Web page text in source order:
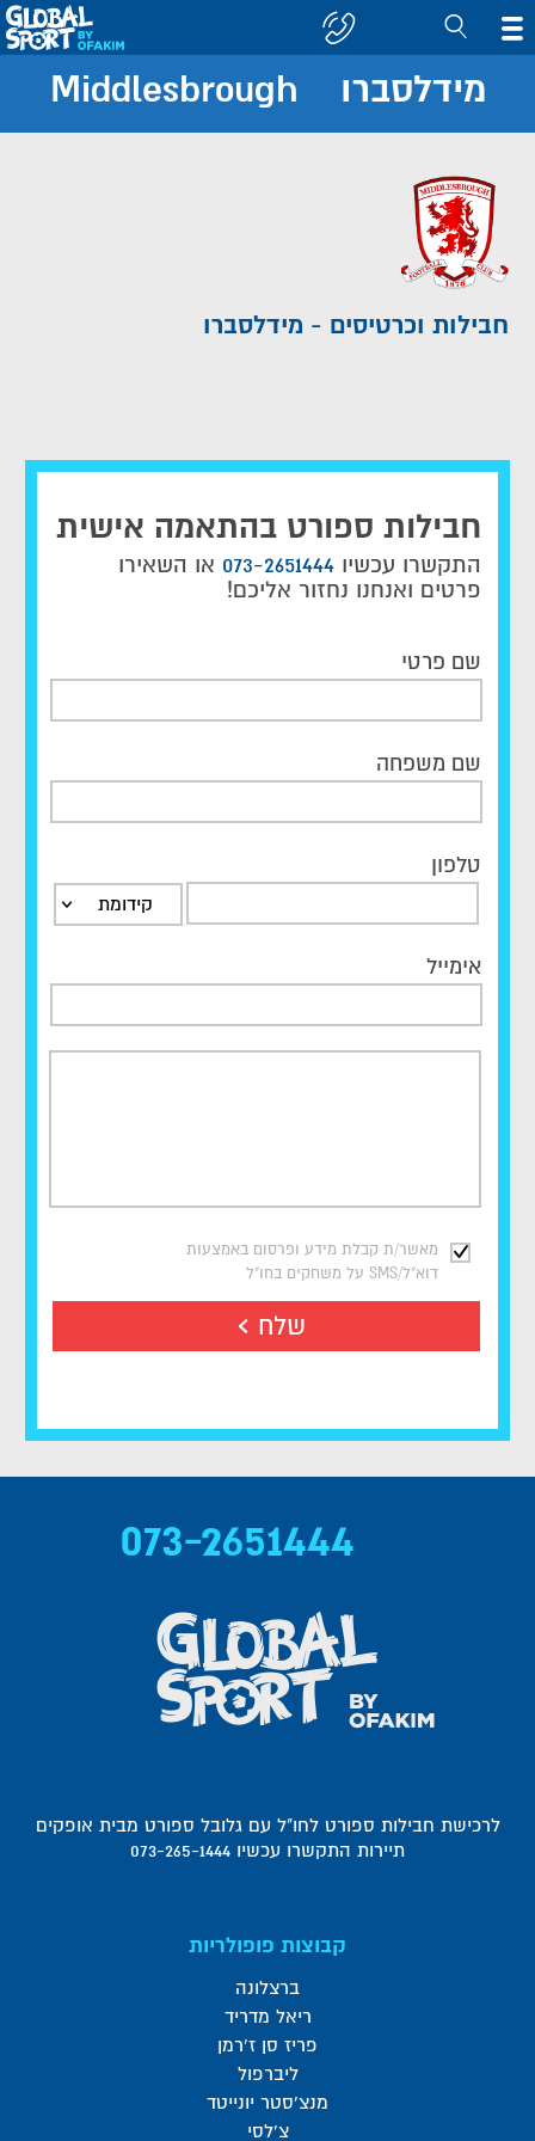
חפש
קבוצה/יעד
מידלסברו Middlesbrough
חבילות וכרטיסים - מידלסברו
חבילות ספורט בהתאמה אישית
התקשרו עכשיו 073-2651444 או השאירו
פרטים ואנחנו נחזור אליכם!
שם פרטי
שם משפחה
טלפון
קידומת
אימייל
מאשר/ת קבלת מידע ופרסום באמצעות
דוא"ל/SMS על משחקים בחו"ל
שלח
073-2651444
לרכישת חבילות ספורט לחו"ל עם גלובל ספורט מבית אופקים
תיירות התקשרו עכשיו 073-265-1444
קבוצות פופולריות
ברצלונה
ריאל מדריד
פריז סן ז'רמן
ליברפול
מנצ'סטר יונייטד
צ'לסי